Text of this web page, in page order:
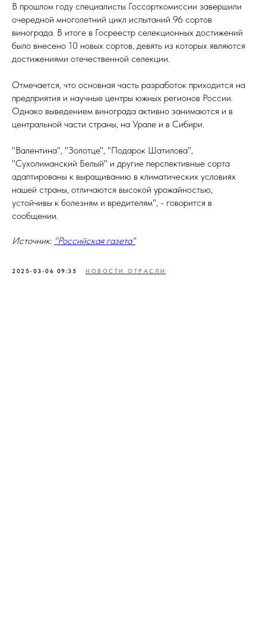
В прошлом году специалисты Госсорткомиссии завершили
очередной многолетний цикл испытаний 96 сортов
винограда. В итоге в Госреестр селекционных достижений
было внесено 10 новых сортов, девять из которых являются
достижениями отечественной селекции.
Отмечается, что основная часть разработок приходится на
предприятия и научные центры южных регионов России.
Однако выведением винограда активно занимаются и в
центральной части страны, на Урале и в Сибири.
"Валентина", "Золотце", "Подарок Шатилова",
"Сухолиманский Белый" и другие перспективные сорта
адаптированы к выращиванию в климатических условиях
нашей страны, отличаются высокой урожайностью,
устойчивы к болезням и вредителям", - говорится в
сообщении.
Источник: "Российская газета"
2025-03-06 09:35 НОВОСТИ ОТРАСЛИ